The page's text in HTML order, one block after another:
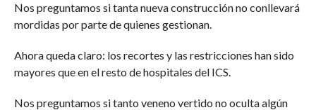
Nos preguntamos si tanta nueva construcción no conllevará
mordidas por parte de quienes gestionan.
Ahora queda claro: los recortes y las restricciones han sido
mayores que en el resto de hospitales del ICS.
Nos preguntamos si tanto veneno vertido no oculta algún